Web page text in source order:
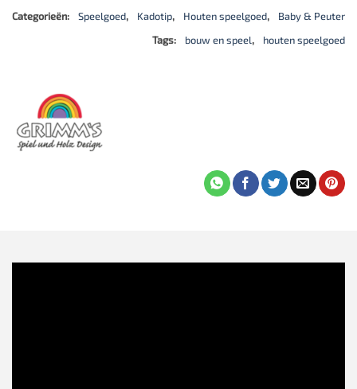
Categorieën:
Speelgoed, Kadotip, Houten speelgoed,
Baby & Peuter
Tags:
bouw en speel, houten speelgoed